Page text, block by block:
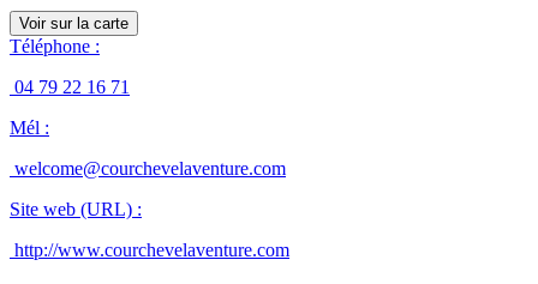
Voir sur la carte
Téléphone :
04 79 22 16 71
Mél :
welcome@courchevelaventure.com
Site web (URL) :
http://www.courchevelaventure.com